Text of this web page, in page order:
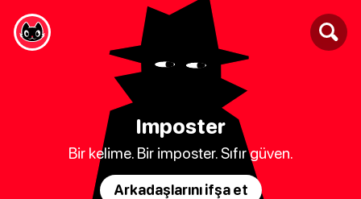
Imposter
Bir kelime. Bir imposter. Sıfır güven.
Arkadaşlarını ifşa et